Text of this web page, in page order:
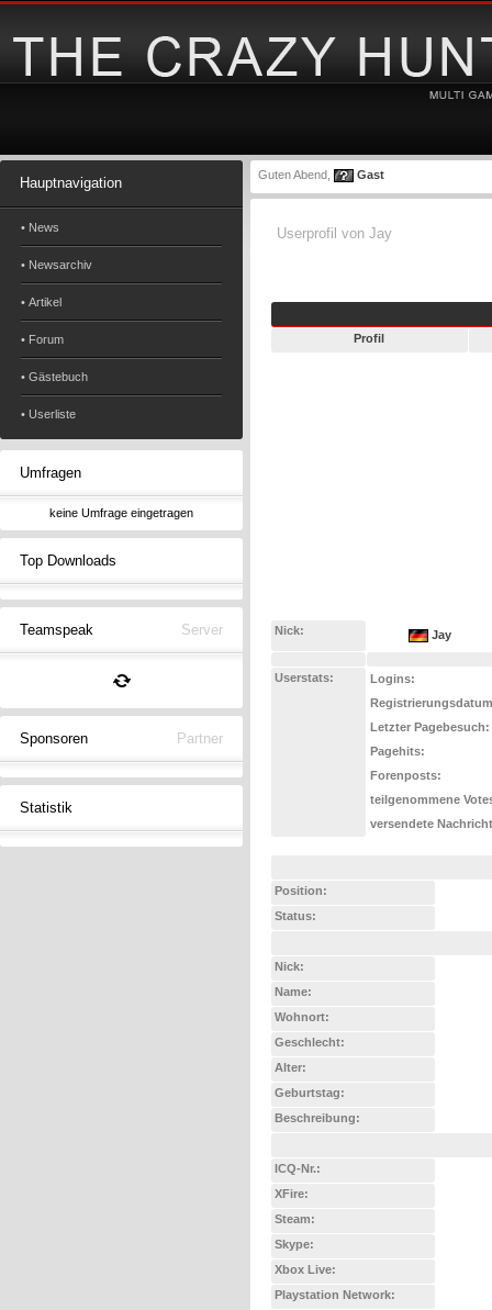
Hauptnavigation
• News
• Newsarchiv
• Artikel
• Forum
• Gästebuch
• Userliste
Umfragen
keine Umfrage eingetragen
Top Downloads
Teamspeak Server
Sponsoren Partner
Statistik
Guten Abend, Gast
Userprofil von Jay
Profil
Nick: Jay
Userstats:
Logins:
Letzter Pagebesuch:
Pagehits:
Forenposts:
teilgenommene
versendete
Position:
Status:
Nick:
Name:
Wohnort:
Geschlecht:
Alter:
Geburtstag:
Beschreibung:
ICQ-Nr.:
XFire:
Steam:
Skype:
Xbox Live:
Playstation Network: